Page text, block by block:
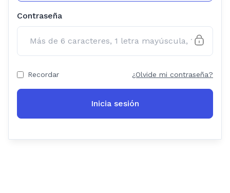
Contraseña
Recordar ¿Olvide mi contraseña?